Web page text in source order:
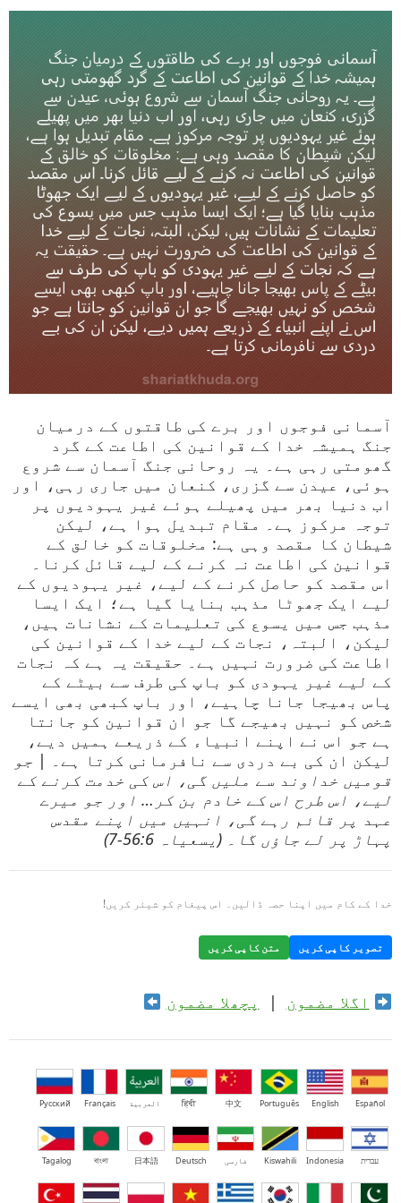
آسمانی فوجوں اور برے کی طاقتوں کے درمیان
جنگ ہمیشہ خدا کے قوانین کی اطاعت کے گرد
گھومتی رہی ہے۔ یہ روحانی جنگ آسمان سے شروع
ہوئی، عیدن سے گزری، کنعان میں جاری رہی، اور
اب دنیا بھر میں پھیلے ہوئے غیر یہودیوں پر
توجہ مرکوز ہے۔ مقام تبدیل ہوا ہے، لیکن
شیطان کا مقصد وہی ہے: مخلوقات کو خالق کے
قوانین کی اطاعت نہ کرنے کے لیے قائل کرنا۔
اس مقصد کو حاصل کرنے کے لیے، غیر یہودیوں کے
لیے ایک جھوٹا مذہب بنایا گیا ہے؛ ایک ایسا
مذہب جس میں یسوع کی تعلیمات کے نشانات ہیں،
لیکن، البتہ، نجات کے لیے خدا کے قوانین کی
اطاعت کی ضرورت نہیں ہے۔ حقیقت یہ ہے کہ نجات
کے لیے غیر یہودی کو باپ کی طرف سے بیٹے کے
پاس بھیجا جانا چاہیے، اور باپ کبھی بھی ایسے
شخص کو نہیں بھیجے گا جو ان قوانین کو جانتا
ہے جو اس نے اپنے انبیاء کے ذریعے ہمیں دیے،
لیکن ان کی بے دردی سے نافرمانی کرتا ہے۔ | جو
قومیں خداوند سے ملیں گی، اس کی خدمت کرنے کے
لیے، اس طرح اس کے خادم بن کر… اور جو میرے
عہد پر قائم رہے گی، انہیں میں اپنے مقدس
پہاڑ پر لے جاؤں گا۔ (یسعیاہ 56:6-7)
خدا کے کام میں اپنا حصہ ڈالیں۔ اس پیغام کو شیئر کریں!
تصویر کاپی کریں متن کاپی کریں
اگلا مضمون | پچھلا مضمون
Español
English
Português
中文
हिंदी العربية Français
Русский
עברית Indonesia
Kiswahili فارسی Deutsch
日本語
বাংলা
Tagalog